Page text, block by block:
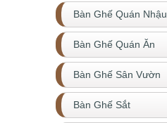
Bàn Ghế Quán Nhậu
Bàn Ghế Quán Ăn
Bàn Ghế Sân Vườn
Bàn Ghế Sắt